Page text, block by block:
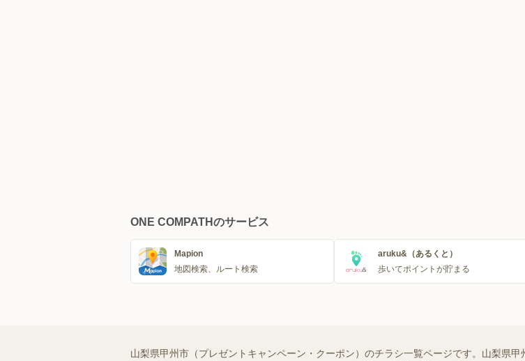
ONE COMPATHのサービス
Mapion
地図検索、ルート検索
aruku&（あるくと）
歩いてポイントが貯まる
山梨県甲州市（プレゼントキャンペーン・クーポン）のチラシ一覧ページです。山梨県